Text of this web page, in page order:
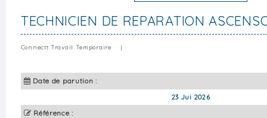
TECHNICIEN DE REPARATION
Connectt Travail Temporaire |
Date de parution :
23 Jui 2026
Référence :